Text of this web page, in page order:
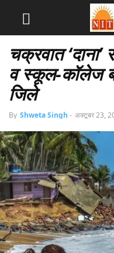
चक्रवात
व स्कूल-कॉलेज
जिले
By Shweta Singh - अक्टूबर 23,